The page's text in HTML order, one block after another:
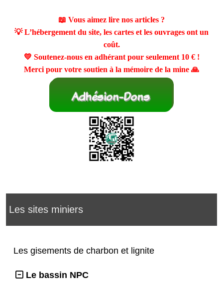
📖 Vous aimez lire nos articles ?
💡 L’hébergement du site, les cartes et les ouvrages ont un
coût.
💛 Soutenez-nous en adhérant pour seulement 10 €!
Merci pour votre soutien à la mémoire de la mine 🙏
Les sites miniers
Les gisements de charbon et lignite
Le bassin NPC